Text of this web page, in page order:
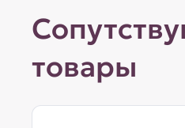
товары